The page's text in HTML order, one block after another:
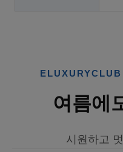
여름에
시원하고